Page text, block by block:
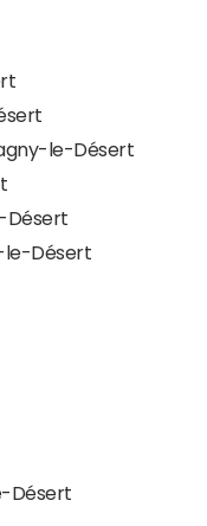
le-Désert
Désert
le-Désert
Désert